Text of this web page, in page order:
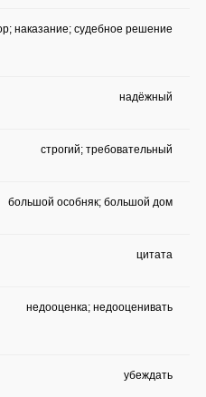
наказание; судебное решение
надёжный
строгий; требовательный
большой особняк; большой дом
цитата
недооценка; недооценивать
убеждать